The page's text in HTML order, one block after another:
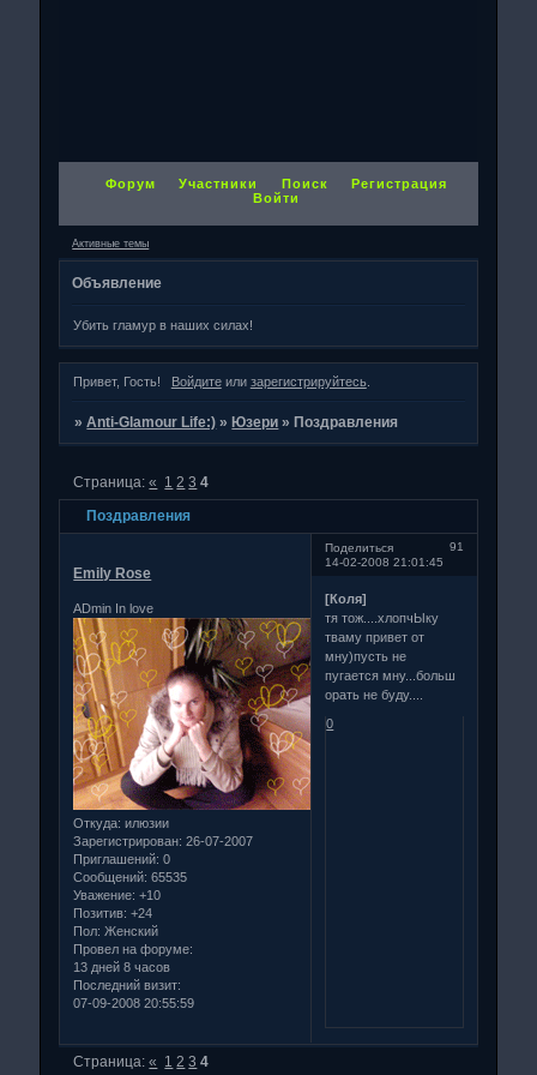
Форум Участники Поиск
Регистрация
Войти
Активные темы
Объявление
Убить гламур в наших силах!
Привет, Гость! Войдитеили зарегистрируйтесь.
»Anti-Glamour Life:) »Юзери »Поздравления
Поздравления
Страница:« 1 2 3 4
Поделиться
91
14-02-2008 21:01:45
Emily Rose
ADmin In love
Откуда: илюзии
Зарегистрирован: 26-07-2007
Приглашений: 0
Сообщений: 65535
Уважение: +10
Позитив: +24
Пол: Женский
Провел на форуме:
13 дней 8 часов
Последний визит:
07-09-2008 20:55:59
[Коля]
тя тож....хлопчЫку
тваму привет от
мну)пусть не
пугается мну...больш
орать не буду....
0
Страница:« 1 2 3 4